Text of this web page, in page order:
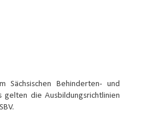
Sächsischen Behinderten- und
gelten die Ausbildungsrichtlinien